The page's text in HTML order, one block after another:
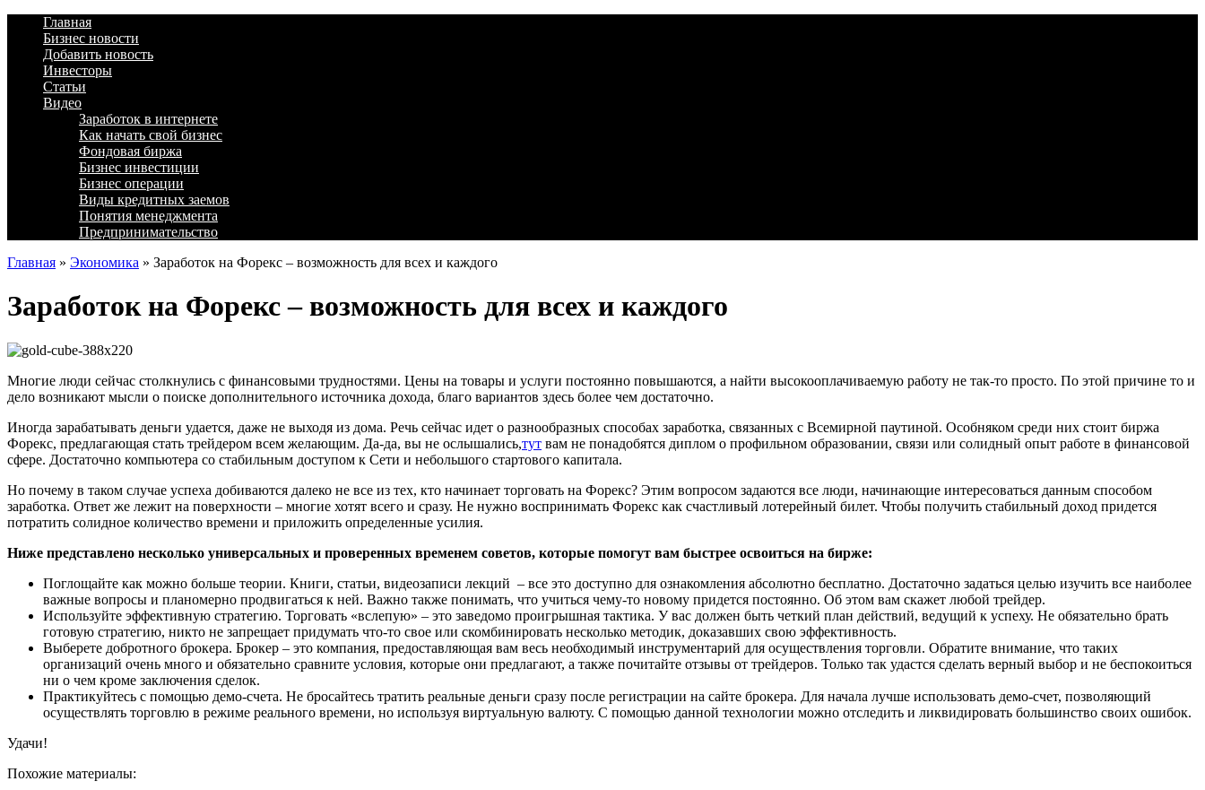
Главная
Бизнес новости
Добавить новость
Инвесторы
Статьи
Видео
Заработок в интернете
Как начать свой бизнес
Фондовая биржа
Бизнес инвестиции
Бизнес операции
Виды кредитных заемов
Понятия менеджмента
Предпринимательство
Главная » Экономика » Заработок на Форекс – возможность для всех и каждого
Заработок на Форекс – возможность для всех и каждого
Многие люди сейчас столкнулись с финансовыми трудностями. Цены на товары и услуги постоянно повышаются, а найти высокооплачиваемую работу не так-то просто. По этой причине то и
дело возникают мысли о поиске дополнительного источника дохода, благо вариантов здесь более чем достаточно.
Иногда зарабатывать деньги удается, даже не выходя из дома. Речь сейчас идет о разнообразных способах заработка, связанных с Всемирной паутиной. Особняком среди них стоит биржа
Форекс, предлагающая стать трейдером всем желающим. Да-да, вы не ослышались,тут вам не понадобятся диплом о профильном образовании, связи или солидный опыт работе в финансовой
сфере. Достаточно компьютера со стабильным доступом к Сети и небольшого стартового капитала.
Но почему в таком случае успеха добиваются далеко не все из тех, кто начинает торговать на Форекс? Этим вопросом задаются все люди, начинающие интересоваться данным способом
заработка. Ответ же лежит на поверхности – многие хотят всего и сразу. Не нужно воспринимать Форекс как счастливый лотерейный билет. Чтобы получить стабильный доход придется
потратить солидное количество времени и приложить определенные усилия.
Ниже представлено несколько универсальных и проверенных временем советов, которые помогут вам быстрее освоиться на бирже:
Поглощайте как можно больше теории. Книги, статьи, видеозаписи лекций – все это доступно для ознакомления абсолютно бесплатно. Достаточно задаться целью изучить все наиболее
важные вопросы и планомерно продвигаться к ней. Важно также понимать, что учиться чему-то новому придется постоянно. Об этом вам скажет любой трейдер.
Используйте эффективную стратегию. Торговать «вслепую» – это заведомо проигрышная тактика. У вас должен быть четкий план действий, ведущий к успеху. Не обязательно брать
готовую стратегию, никто не запрещает придумать что-то свое или скомбинировать несколько методик, доказавших свою эффективность.
Выберете добротного брокера. Брокер – это компания, предоставляющая вам весь необходимый инструментарий для осуществления торговли. Обратите внимание, что таких
организаций очень много и обязательно сравните условия, которые они предлагают, а также почитайте отзывы от трейдеров. Только так удастся сделать верный выбор и не беспокоиться
ни о чем кроме заключения сделок.
Практикуйтесь с помощью демо-счета. Не бросайтесь тратить реальные деньги сразу после регистрации на сайте брокера. Для начала лучше использовать демо-счет, позволяющий
осуществлять торговлю в режиме реального времени, но используя виртуальную валюту. С помощью данной технологии можно отследить и ликвидировать большинство своих ошибок.
Удачи!
Похожие материалы: